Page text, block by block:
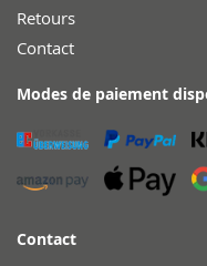
Retours
Contact
Modes de paiement
Contact